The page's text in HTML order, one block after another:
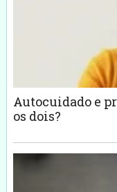
Autocuidado e
os dois?